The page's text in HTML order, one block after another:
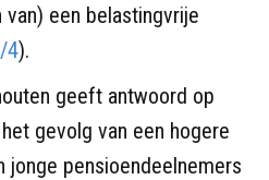
van) een belastingvrije
4).
geeft antwoord op
gevolg van een hogere
jonge pensioendeelnemers